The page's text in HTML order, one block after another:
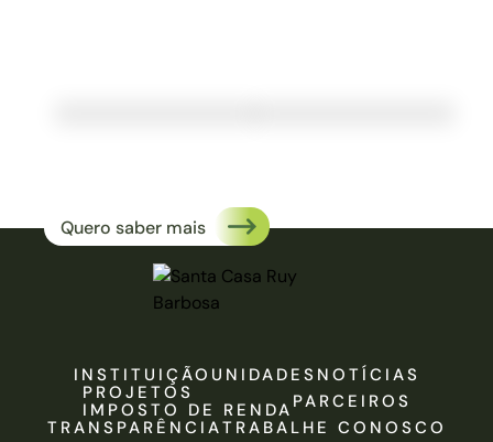
Quero saber mais
INSTITUIÇÃO UNIDADES NOTÍCIAS
PROJETOS
IMPOSTO DE RENDA PARCEIROS
TRANSPARÊNCIATRABALHE CONOSCO